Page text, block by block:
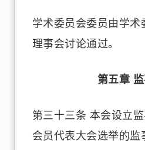
学术委员会委员由学术
理事会讨论通过。
第五章
第三十三条 本会设立
会员代表大会选举的监